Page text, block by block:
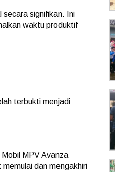
secara signifikan. Ini
waktu produktif
terbukti menjadi
MPV Avanza
dan mengakhiri